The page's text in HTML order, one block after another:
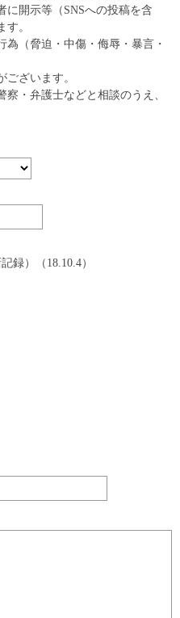
に開示等（SNSへの投稿を含
。
為（脅迫・中傷・侮辱・暴言・
ざいます。
・弁護士などと相談のうえ、
録）（18.10.4）